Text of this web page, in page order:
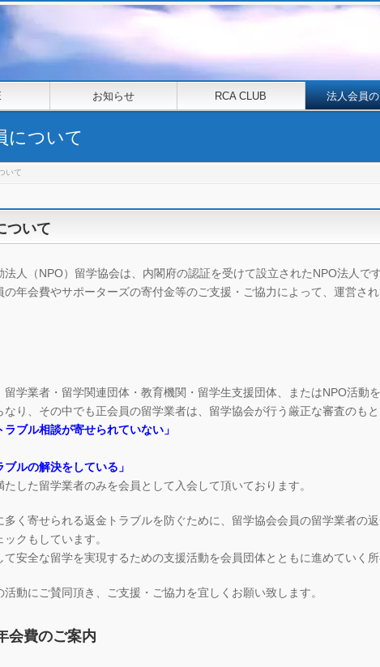
お知らせ RCA CLUB 法人会員
について
いて
ついて
人（NPO）留学協会は、内閣府の認証を受けて設立されたNPO法人です
の年会費やサポーターズの寄付金等のご支援・ご協力によって、運営され
留学業者・留学関連団体・教育機関・留学生支援団体、またはNPO活動
なり、その中でも正会員の留学業者は、留学協会が行う厳正な審査のもと
ラブル相談が寄せられていない」
ブルの解決をしている」
たした留学業者のみを会員として入会して頂いております。
多く寄せられる返金トラブルを防ぐために、留学協会会員の留学業者の
ックもしています。
て安全な留学を実現するための支援活動を会員団体とともに進めていく所
動にご賛同頂き、ご支援・ご協力を宜しくお願い致します。
会費のご案内